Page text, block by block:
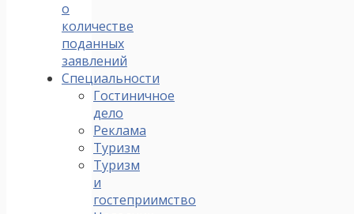
о
количестве
поданных
заявлений
Специальности
Гостиничное
дело
Реклама
Туризм
Туризм
и
гостеприимство